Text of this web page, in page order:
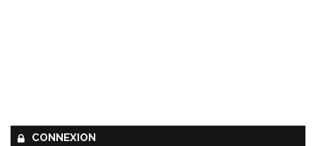
CONNEXION